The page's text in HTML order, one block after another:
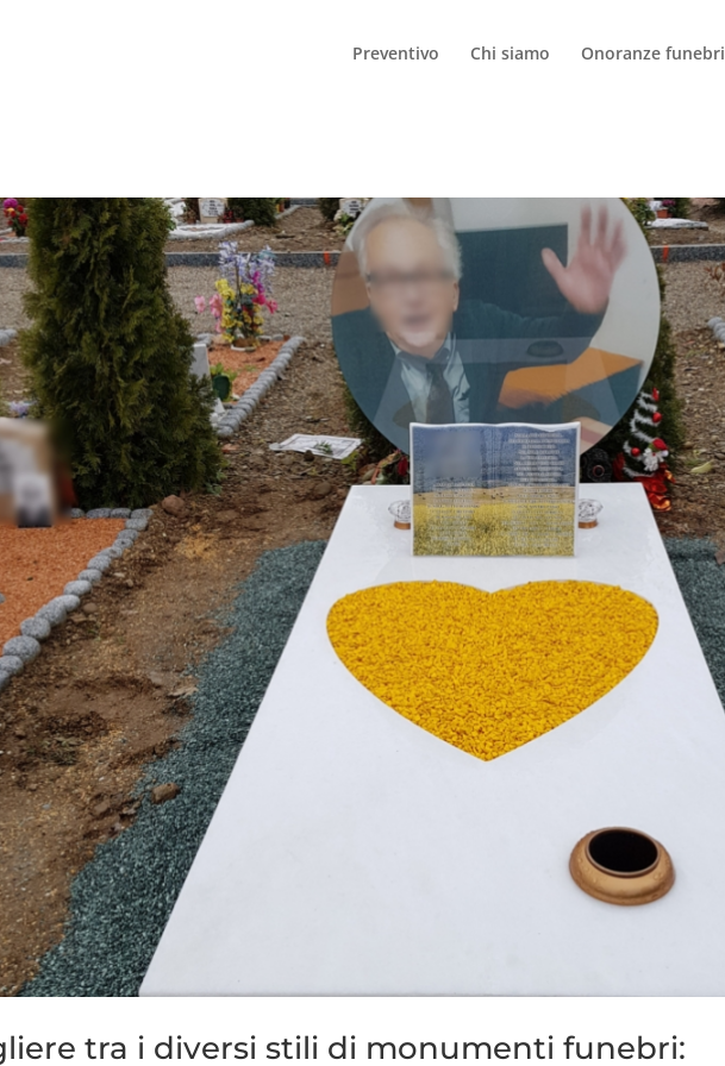
Preventivo Chi siamo Onoranze funebri
tra i diversi stili di monumenti funebri: